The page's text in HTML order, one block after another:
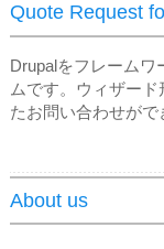
Quote Request
Drupalをフレームワ
ムです。ウィザー
たお問い合わせがで
About us